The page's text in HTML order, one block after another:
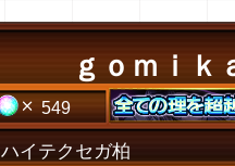
ｇｏｍｉｋ
549
ハイテクセガ柏